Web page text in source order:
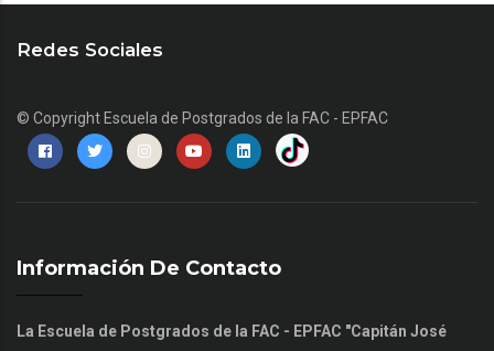
Redes Sociales
© Copyright Escuela de Postgrados de la FAC - EPFAC
Información De Contacto
La Escuela de Postgrados de la FAC - EPFAC "Capitán José